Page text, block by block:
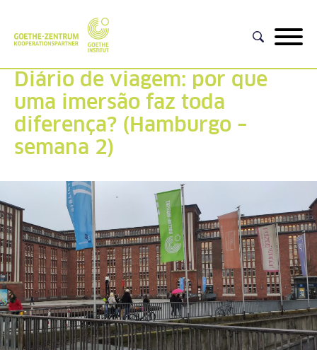
Diário de viagem: por que
uma imersão faz toda
diferença? (Hamburgo –
semana 2)